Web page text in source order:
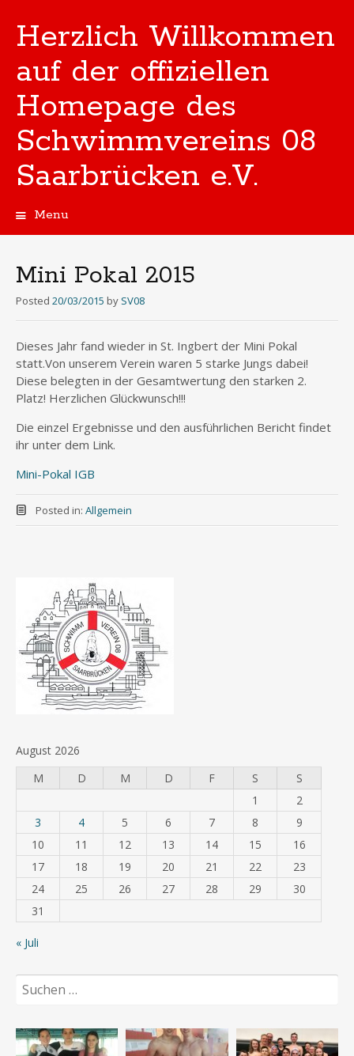
Herzlich Willkommen
auf der offiziellen
Homepage des
Schwimmvereins 08
Saarbrücken e.V.
Menu
Mini Pokal 2015
Posted 20/03/2015 by SV08
Dieses Jahr fand wieder in St. Ingbert der Mini Pokal
statt.Von unserem Verein waren 5 starke Jungs dabei!
Diese belegten in der Gesamtwertung den starken 2.
Platz! Herzlichen Glückwunsch!!!
Die einzel Ergebnisse und den ausführlichen Bericht findet
ihr unter dem Link.
Mini-Pokal IGB
Posted in: Allgemein
August 2026
M
D M D F S
S
1
2
3
4 5 6 7 8
9
10
11 12 13 14 15
16
17
18 19 20 21 22
23
24
25 26 27 28 29
30
31
« Juli
Suchen
nach: